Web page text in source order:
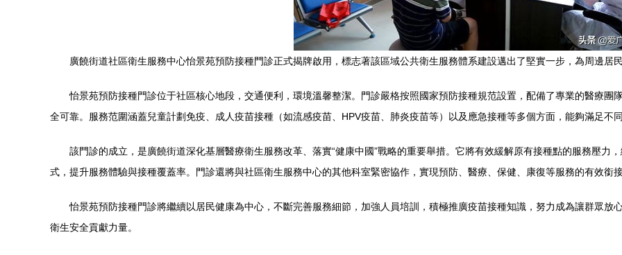
廣饒街道社區衛生服務中心怡景苑預防接種門診正式揭牌啟用，標志著該區域公共衛生服務體系建設邁出了堅實一步，為周邊居
怡景苑預防接種門診位于社區核心地段，交通便利，環境溫馨整潔。門診嚴格按照國家預防接種規范設置，配備了專業的醫療團
全可靠。服務范圍涵蓋兒童計劃免疫、成人疫苗接種（如流感疫苗、HPV疫苗、肺炎疫苗等）以及應急接種等多個方面，能夠滿足不
該門診的成立，是廣饒街道深化基層醫療衛生服務改革、落實“健康中國”戰略的重要舉措。它將有效緩解原有接種點的服務壓力
式，提升服務體驗與接種覆蓋率。門診還將與社區衛生服務中心的其他科室緊密協作，實現預防、醫療、保健、康復等服務的有效銜
怡景苑預防接種門診將繼續以居民健康為中心，不斷完善服務細節，加強人員培訓，積極推廣疫苗接種知識，努力成為讓群眾放
衛生安全貢獻力量。